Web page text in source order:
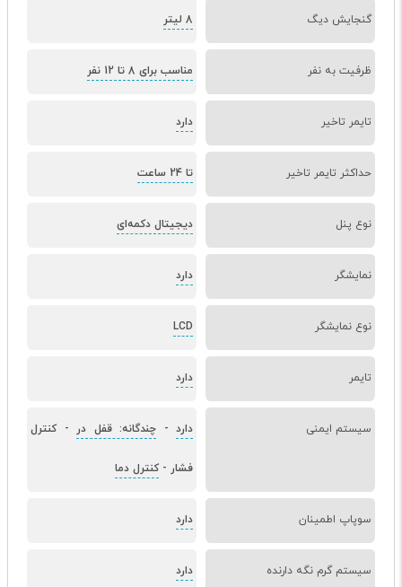
گنجایش دیگ 8 لیتر
ظرفیت به نفر مناسب برای 8 تا 12 نفر
تایمر تاخیر دارد
حداکثر تایمر تاخیر تا 24 ساعت
نوع پنل دیجیتال دکمه‌ای
نمایشگر دارد
نوع نمایشگر LCD
تایمر دارد
سیستم ایمنی دارد - چندگانه: قفل در - کنترل
فشار - کنترل دما
سوپاپ اطمینان دارد
سیستم گرم نگه دارنده دارد